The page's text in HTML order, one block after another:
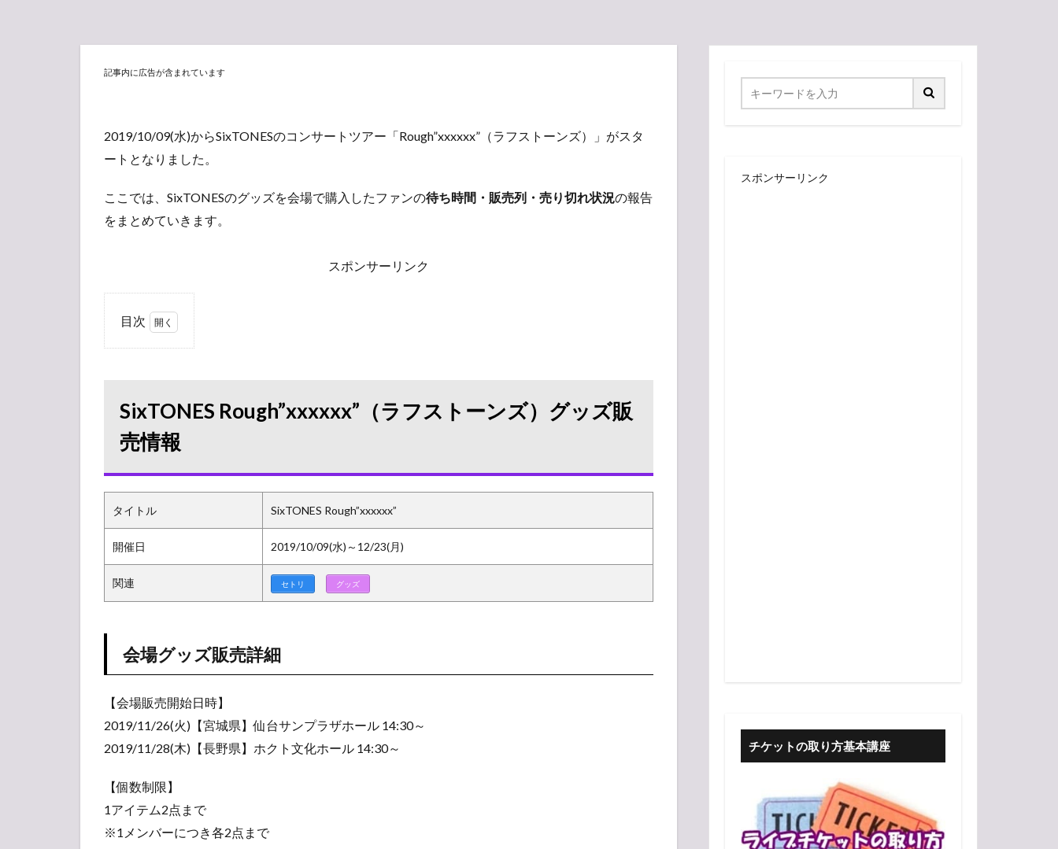
記事内に広告が含まれています
2019/10/09(水)からSixTONESのコンサートツアー「Rough”xxxxxx”（ラフストーンズ）」がスタ
ートとなりました。
ここでは、SixTONESのグッズを会場で購入したファンの待ち時間・販売列・売り切れ状況の報告
をまとめていきます。
スポンサーリンク
目次
1.1
会場
グッ
ズ販
売詳
細
1.2
売り
切れ
情報
（在
1.3
グッ
機・
販売
列・
待ち
状況
2
Rough”xxxxxx”
ツアー日程・
SixTONES Rough”xxxxxx”（ラフストーンズ）グッズ販
売情報
タイトル SixTONES Rough”xxxxxx”
開催日 2019/10/09(水)～12/23(月)
関連 セトリ グッズ
会場グッズ販売詳細
【会場販売開始日時】
2019/11/26(火)【宮城県】仙台サンプラザホール 14:30～
2019/11/28(木)【長野県】ホクト文化ホール 14:30～
【個数制限】
1アイテム2点まで
※1メンバーにつき各2点まで
スポンサーリンク
チケットの取り方基本講座